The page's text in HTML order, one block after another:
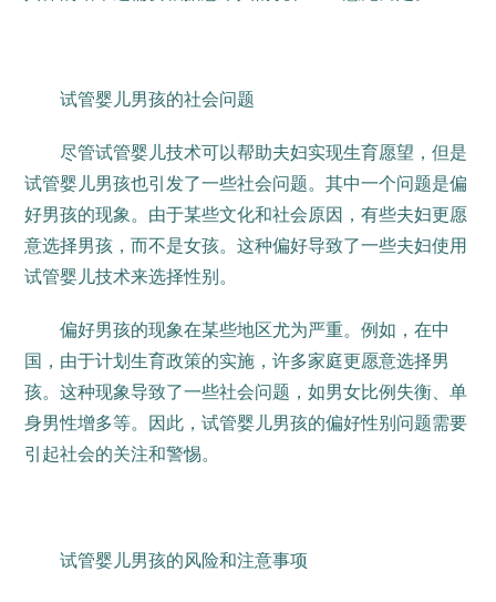
试管婴儿男孩的社会问题
尽管试管婴儿技术可以帮助夫妇实现生育愿望，但是
试管婴儿男孩也引发了一些社会问题。其中一个问题是偏
好男孩的现象。由于某些文化和社会原因，有些夫妇更愿
意选择男孩，而不是女孩。这种偏好导致了一些夫妇使用
试管婴儿技术来选择性别。
偏好男孩的现象在某些地区尤为严重。例如，在中
国，由于计划生育政策的实施，许多家庭更愿意选择男
孩。这种现象导致了一些社会问题，如男女比例失衡、单
身男性增多等。因此，试管婴儿男孩的偏好性别问题需要
引起社会的关注和警惕。
试管婴儿男孩的风险和注意事项